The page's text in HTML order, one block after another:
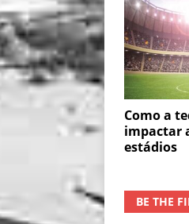
Como a
impactar
estádios
BE THE